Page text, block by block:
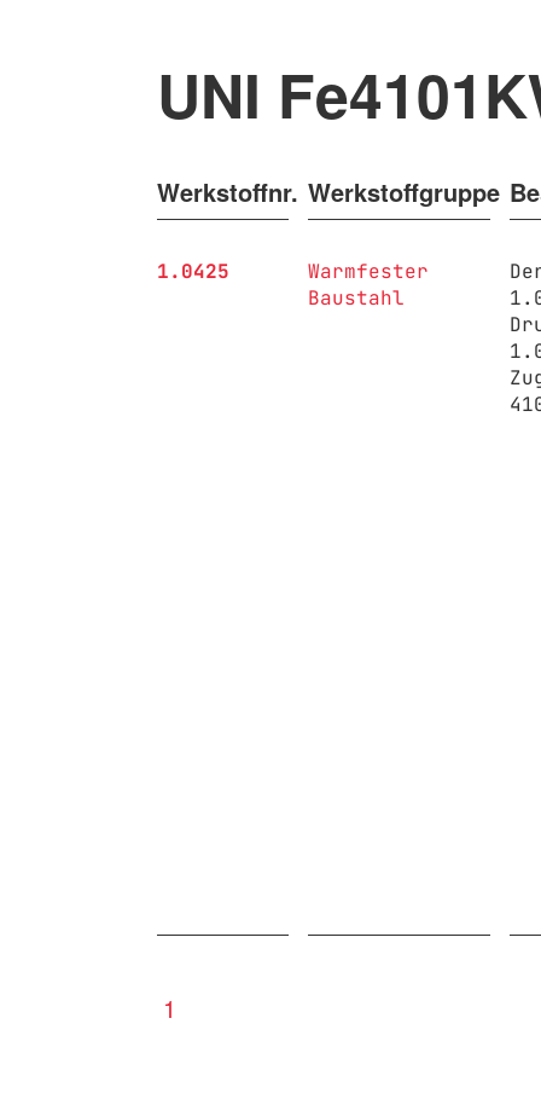
UNI
Werkstoffnr. Werkstoffgruppe
1.0425
Warmfester
Baustahl
1